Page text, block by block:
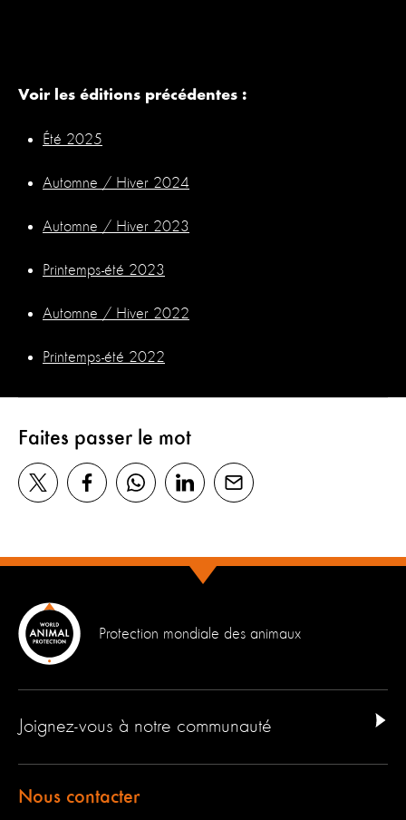
Voir les éditions précédentes :
Été 2025
Automne / Hiver 2024
Automne / Hiver 2023
Printemps-été 2023
Automne / Hiver 2022
Printemps-été 2022
Faites passer le mot
Protection mondiale des animaux
Joignez-vous à notre communauté
Nous contacter